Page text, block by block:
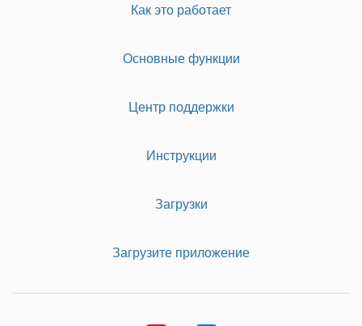
Как это работает
Основные функции
Центр поддержки
Инструкции
Загрузки
Загрузите приложение